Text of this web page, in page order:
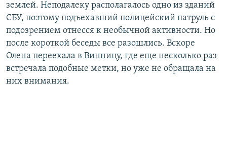
землей. Неподалеку располагалось одно из зданий
СБУ, поэтому подъехавший полицейский патруль с
подозрением отнесся к необычной активности. Но
после короткой беседы все разошлись. Вскоре
Олена переехала в Винницу, где еще несколько раз
встречала подобные метки, но уже не обращала на
них внимания.